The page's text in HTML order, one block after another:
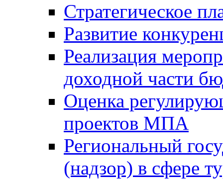
Стратегическое
Развитие
Реализация
доходной части
Оценка
проектов МПА
Региональный
(надзор) в сфере